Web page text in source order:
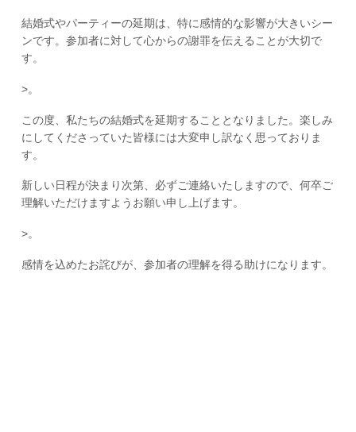
結婚式やパーティーの延期は、特に感情的な影響が大きいシー
ンです。参加者に対して心からの謝罪を伝えることが大切で
す。
>。
この度、私たちの結婚式を延期することとなりました。楽しみ
にしてくださっていた皆様には大変申し訳なく思っておりま
す。
新しい日程が決まり次第、必ずご連絡いたしますので、何卒ご
理解いただけますようお願い申し上げます。
>。
感情を込めたお詫びが、参加者の理解を得る助けになります。